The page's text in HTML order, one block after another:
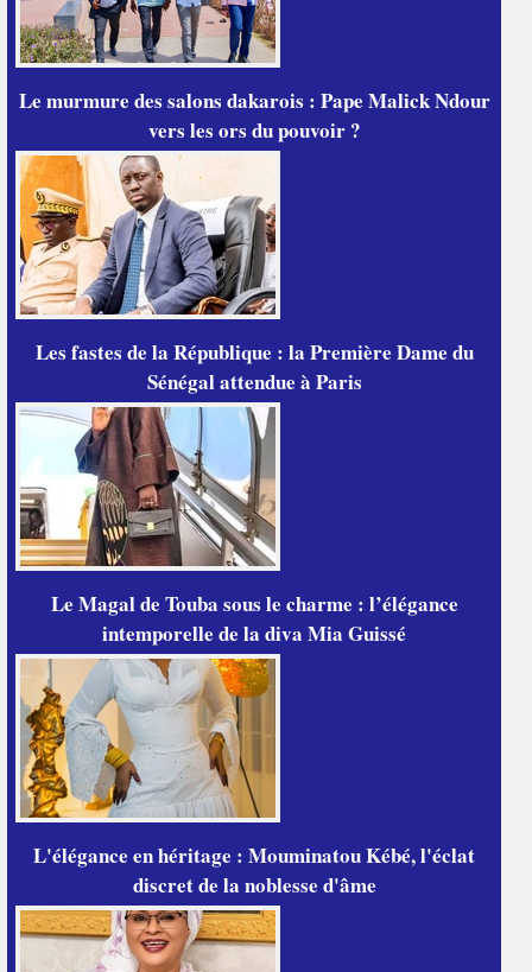
Le murmure des salons dakarois : Pape Malick Ndour
vers les ors du pouvoir ?
Les fastes de la République : la Première Dame du
Sénégal attendue à Paris
Le Magal de Touba sous le charme : l’élégance
intemporelle de la diva Mia Guissé
L'élégance en héritage : Mouminatou Kébé, l'éclat
discret de la noblesse d'âme